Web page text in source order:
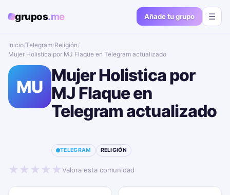
grupos.me Añade tu grupo ☰
Inicio/Telegram/Religión/
Mujer Holistica por MJ Flaque en Telegram actualizado📱🔥
MU
Mujer Holistica por
MJ Flaque en
Telegram actualizado
TELEGRAM RELIGIÓN
★ ★ ★ ★ ★Valora esta comunidad